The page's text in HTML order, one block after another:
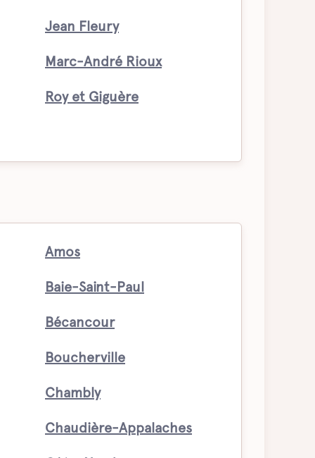
Jean Fleury
Marc-André Rioux
Roy et Giguère
Amos
Baie-Saint-Paul
Bécancour
Boucherville
Chambly
Chaudière-Appalaches